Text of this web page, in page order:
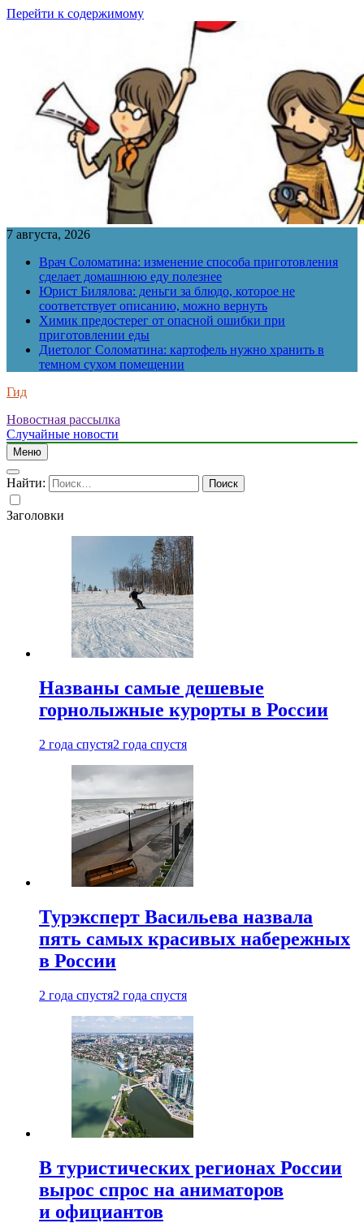
Перейти к содержимому
7 августа, 2026
Врач Соломатина: изменение способа приготовления
сделает домашнюю еду полезнее
Юрист Билялова: деньги за блюдо, которое не
соответствует описанию, можно вернуть
Химик предостерег от опасной ошибки при
приготовлении еды
Диетолог Соломатина: картофель нужно хранить в
темном сухом помещении
Гид
Новостная рассылка
Случайные новости
Меню
Найти:
Заголовки
Названы самые дешевые
горнолыжные курорты в России
2 года спустя2 года спустя
Турэксперт Васильева назвала
пять самых красивых набережных
в России
2 года спустя2 года спустя
В туристических регионах России
вырос спрос на аниматоров
и официантов